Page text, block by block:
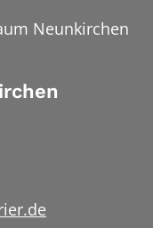
Neunkirchen